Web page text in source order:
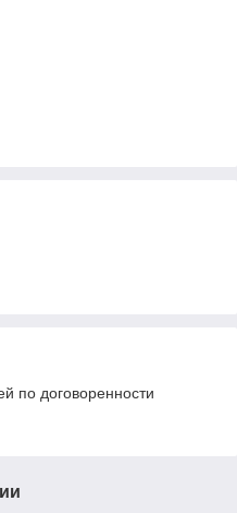
по договоренности